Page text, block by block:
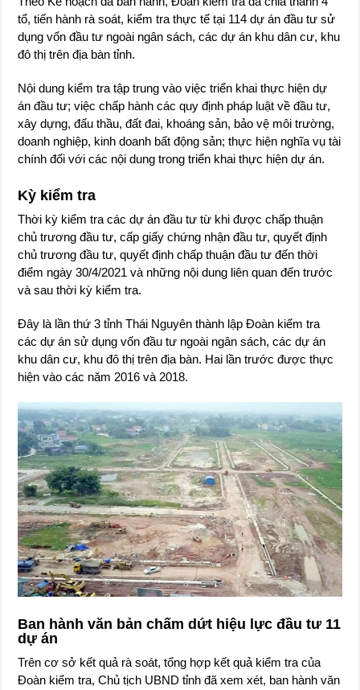
tổ, tiến hành rà soát, kiểm tra thực tế tại 114 dự án đầu tư sử
dụng vốn đầu tư ngoài ngân sách, các dự án khu dân cư, khu
đô thị trên địa bàn tỉnh.
Nội dung kiểm tra tập trung vào việc triển khai thực hiện dự
án đầu tư; việc chấp hành các quy định pháp luật về đầu tư,
xây dựng, đấu thầu, đất đai, khoáng sản, bảo vệ môi trường,
doanh nghiệp, kinh doanh bất động sản; thực hiện nghĩa vụ tài
chính đối với các nội dung trong triển khai thực hiện dự án.
Kỳ kiểm tra
Thời kỳ kiểm tra các dự án đầu tư từ khi được chấp thuận
chủ trương đầu tư, cấp giấy chứng nhận đầu tư, quyết định
chủ trương đầu tư, quyết định chấp thuận đầu tư đến thời
điểm ngày 30/4/2021 và những nội dung liên quan đến trước
và sau thời kỳ kiểm tra.
Đây là lần thứ 3 tỉnh Thái Nguyên thành lập Đoàn kiểm tra
các dự án sử dụng vốn đầu tư ngoài ngân sách, các dự án
khu dân cư, khu đô thị trên địa bàn. Hai lần trước được thực
hiện vào các năm 2016 và 2018.
Ban hành văn bản chấm dứt hiệu lực đầu tư 11
dự án
Trên cơ sở kết quả rà soát, tổng hợp kết quả kiểm tra của
Đoàn kiểm tra, Chủ tịch UBND tỉnh đã xem xét, ban hành văn